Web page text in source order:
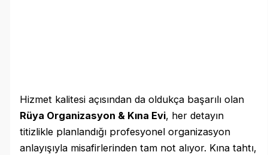
Hizmet kalitesi açısından da oldukça başarılı olan
Rüya Organizasyon & Kına Evi, her detayın
titizlikle planlandığı profesyonel organizasyon
anlayışıyla misafirlerinden tam not alıyor. Kına tahtı,